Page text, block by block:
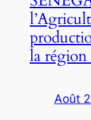
la
Août